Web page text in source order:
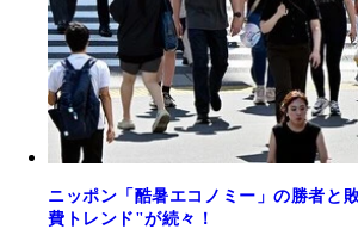
ニッポン「酷暑エコノミー」の勝者と
費トレンド"が続々！